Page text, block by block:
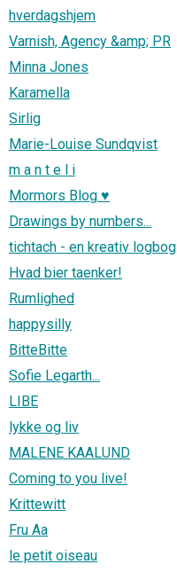
hverdagshjem
Varnish, Agency &amp; PR
Minna Jones
Karamella
Sirlig
Marie-Louise Sundqvist
m a n t e l i
Mormors Blog ♥
Drawings by numbers...
tichtach - en kreativ logbog
Hvad bier taenker!
Rumlighed
happysilly
BitteBitte
Sofie Legarth...
LIBE
lykke og liv
MALENE KAALUND
Coming to you live!
Krittewitt
Fru Aa
le petit oiseau